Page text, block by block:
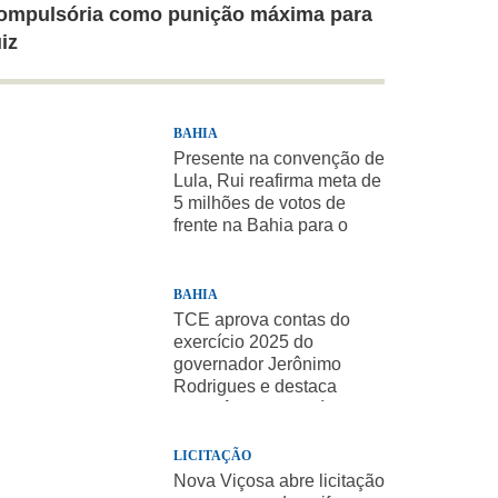
como punição máxima para
BAHIA
Presente na convenção de
Lula, Rui reafirma meta de
5 milhões de votos de
frente na Bahia para o
BAHIA
TCE aprova contas do
exercício 2025 do
governador Jerônimo
Rodrigues e destaca
LICITAÇÃO
Nova Viçosa abre licitação